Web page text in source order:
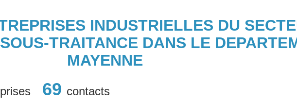
INDUSTRIELLES DU
TRAITANCE DANS LE
MAYENNE
69 contacts